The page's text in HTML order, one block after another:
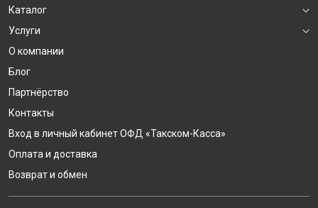
Каталог
Услуги
О компании
Блог
Партнёрство
Контакты
Вход в личный кабинет ОФД «Такском-Касса»
Оплата и доставка
Возврат и обмен